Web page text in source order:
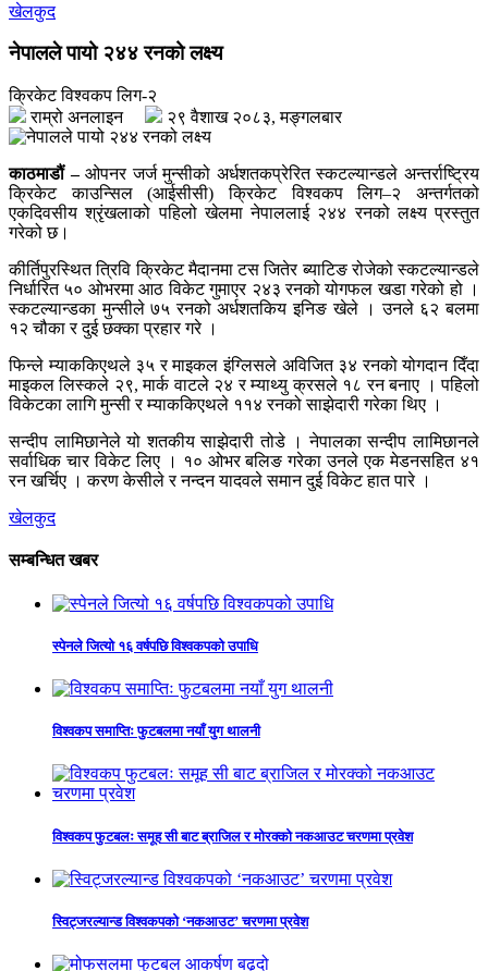
खेलकुद
नेपालले पायो २४४ रनको लक्ष्य
क्रिकेट विश्वकप लिग-२
राम्रो अनलाइन
२९ वैशाख २०८३, मङ्गलबार
काठमाडौं –ओपनर जर्ज मुन्सीको अर्धशतकप्रेरित स्कटल्यान्डले अन्तर्राष्ट्रिय
क्रिकेट काउन्सिल (आईसीसी) क्रिकेट विश्वकप लिग–२ अन्तर्गतको
एकदिवसीय श्रृंखलाको पहिलो खेलमा नेपाललाई २४४ रनको लक्ष्य प्रस्तुत
गरेको छ।
कीर्तिपुरस्थित त्रिवि क्रिकेट मैदानमा टस जितेर ब्याटिङ रोजेको स्कटल्यान्डले
निर्धारित ५० ओभरमा आठ विकेट गुमाएर २४३ रनको योगफल खडा गरेको हो ।
स्कटल्यान्डका मुन्सीले ७५ रनको अर्धशतकिय इनिङ खेले । उनले ६२ बलमा
१२ चौका र दुई छक्का प्रहार गरे ।
फिन्ले म्याककिएथले ३५ र माइकल इंग्लिसले अविजित ३४ रनको योगदान दिँदा
माइकल लिस्कले २९, मार्क वाटले २४ र म्याथ्यु क्रसले १८ रन बनाए । पहिलो
विकेटका लागि मुन्सी र म्याककिएथले ११४ रनको साझेदारी गरेका थिए ।
सन्दीप लामिछानेले यो शतकीय साझेदारी तोडे । नेपालका सन्दीप लामिछानले
सर्वाधिक चार विकेट लिए । १० ओभर बलिङ गरेका उनले एक मेडनसहित ४१
रन खर्चिए । करण केसीले र नन्दन यादवले समान दुई विकेट हात पारे ।
खेलकुद
सम्बन्धित खबर
स्पेनले जित्यो १६ वर्षपछि विश्वकपको उपाधि
विश्वकप समाप्तिः फुटबलमा नयाँ युग थालनी
विश्वकप फुटबलः समूह सी बाट ब्राजिल र मोरक्को नकआउट चरणमा प्रवेश
स्विट्जरल्यान्ड विश्वकपको ‘नकआउट’ चरणमा प्रवेश